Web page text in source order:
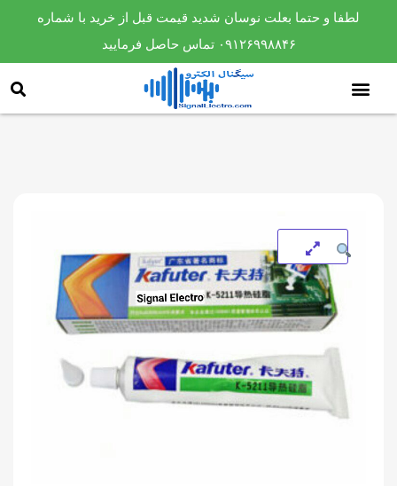
لطفا و حتما بعلت نوسان شدید قیمت قبل از خرید با شماره
۰۹۱۲۶۹۹۸۸۴۶ تماس حاصل فرمایید